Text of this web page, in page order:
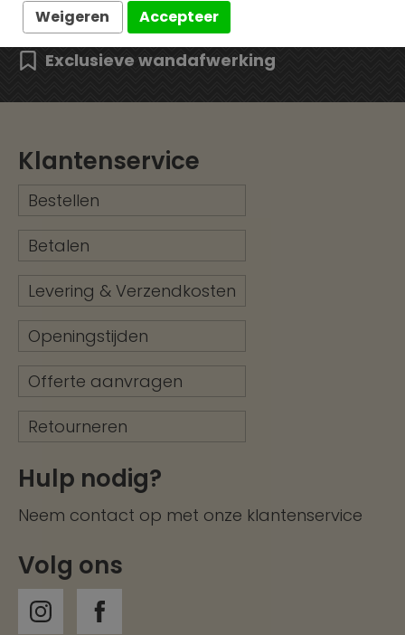
Weigeren Accepteer
Ruim assortiment
Exclusieve wandafwerking
Klantenservice
Bestellen
Betalen
Levering & Verzendkosten
Openingstijden
Offerte aanvragen
Retourneren
Hulp nodig?
Neem contact op met onze klantenservice
Volg ons